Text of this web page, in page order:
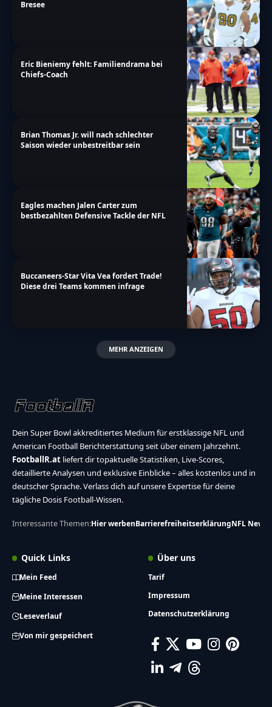
Bresee
Eric Bieniemy fehlt: Familiendrama bei
Chiefs-Coach
Brian Thomas Jr. will nach schlechter
Saison wieder unbestreitbar sein
Eagles machen Jalen Carter zum
bestbezahlten Defensive Tackle der NFL
Buccaneers-Star Vita Vea fordert Trade!
Diese drei Teams kommen infrage
MEHR ANZEIGEN
Dein Super Bowl akkreditiertes Medium für erstklassige NFL und
American Football Berichterstattung seit über einem Jahrzehnt.
FootballR.at liefert dir topaktuelle Statistiken, Live-Scores,
detaillierte Analysen und exklusive Einblicke – alles kostenlos und in
deutscher Sprache. Verlass dich auf unsere Expertise für deine
tägliche Dosis Football-Wissen.
Interessante Themen:Hier werbenBarrierefreiheitserklärungNFL News
Quick Links
Mein Feed
Meine Interessen
Leseverlauf
Von mir gespeichert
Über uns
Tarif
Impressum
Datenschutzerklärung